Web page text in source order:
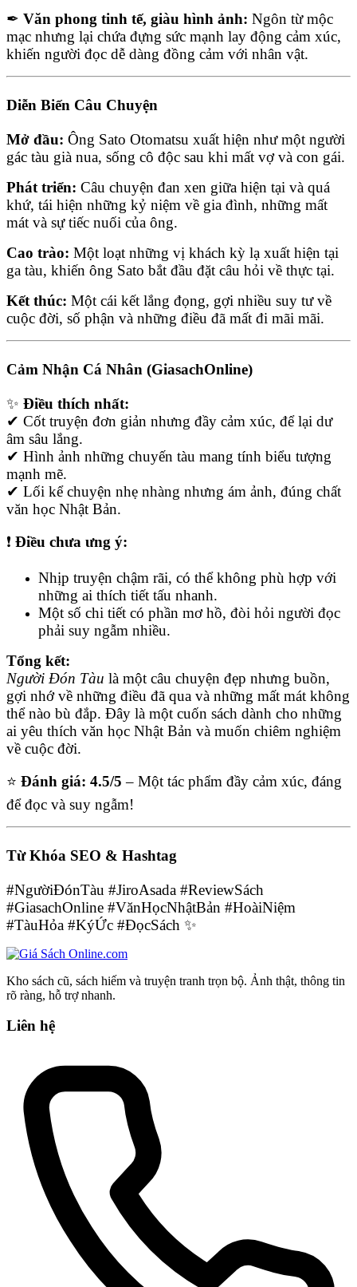
✒ Văn phong tinh tế, giàu hình ảnh: Ngôn từ mộc
mạc nhưng lại chứa đựng sức mạnh lay động cảm xúc,
khiến người đọc dễ dàng đồng cảm với nhân vật.
Diễn Biến Câu Chuyện
Mở đầu: Ông Sato Otomatsu xuất hiện như một người
gác tàu già nua, sống cô độc sau khi mất vợ và con gái.
Phát triển: Câu chuyện đan xen giữa hiện tại và quá
khứ, tái hiện những kỷ niệm về gia đình, những mất
mát và sự tiếc nuối của ông.
Cao trào: Một loạt những vị khách kỳ lạ xuất hiện tại
ga tàu, khiến ông Sato bắt đầu đặt câu hỏi về thực tại.
Kết thúc: Một cái kết lắng đọng, gợi nhiều suy tư về
cuộc đời, số phận và những điều đã mất đi mãi mãi.
Cảm Nhận Cá Nhân (GiasachOnline)
✨ Điều thích nhất:
✔ Cốt truyện đơn giản nhưng đầy cảm xúc, để lại dư
âm sâu lắng.
✔ Hình ảnh những chuyến tàu mang tính biểu tượng
mạnh mẽ.
✔ Lối kể chuyện nhẹ nhàng nhưng ám ảnh, đúng chất
văn học Nhật Bản.
❗ Điều chưa ưng ý:
Nhịp truyện chậm rãi, có thể không phù hợp với
những ai thích tiết tấu nhanh.
Một số chi tiết có phần mơ hồ, đòi hỏi người đọc
phải suy ngẫm nhiều.
Tổng kết:
Người Đón Tàu là một câu chuyện đẹp nhưng buồn,
gợi nhớ về những điều đã qua và những mất mát không
thể nào bù đắp. Đây là một cuốn sách dành cho những
ai yêu thích văn học Nhật Bản và muốn chiêm nghiệm
về cuộc đời.
⭐ Đánh giá: 4.5/5 – Một tác phẩm đầy cảm xúc, đáng
để đọc và suy ngẫm!
Từ Khóa SEO & Hashtag
#NgườiĐónTàu #JiroAsada #ReviewSách
#GiasachOnline #VănHọcNhậtBản #HoàiNiệm
#TàuHỏa #KýỨc #ĐọcSách ✨
Kho sách cũ, sách hiếm và truyện tranh trọn bộ. Ảnh thật, thông tin
rõ ràng, hỗ trợ nhanh.
Liên hệ